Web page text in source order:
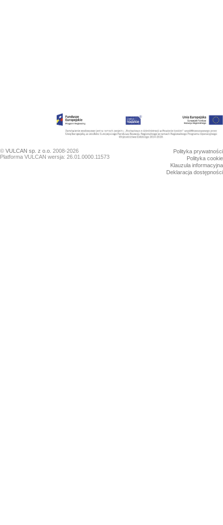
© VULCAN sp. z o.o. 2008-2026
Platforma VULCAN wersja: 26.01.0000.11573
Polityka prywatności
Polityka cookie
Klauzula informacyjna
Deklaracja dostępności